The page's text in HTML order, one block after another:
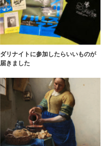
ダリナイトに参加したらいいものが
届きました